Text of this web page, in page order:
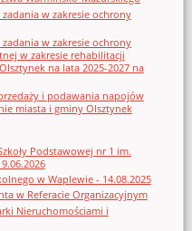
w zakresie ochrony
w zakresie ochrony
w zakresie rehabilitacji
na lata 2025-2027 na
i podawania napojów
miasta i gminy Olsztynek
Podstawowej nr 1 im.
w Waplewie - 14.08.2025
w Referacie Organizacyjnym
Nieruchomościami i